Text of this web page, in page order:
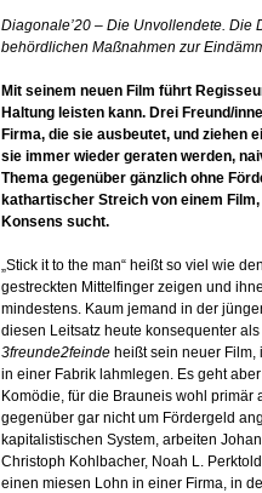
Diagonale’20 – Die Unvollendete. Die
behördlichen Maßnahmen zur
Mit seinem neuen Film führt
Haltung leisten kann. Drei Freund/
Firma, die sie ausbeutet, und ziehen
sie immer wieder geraten werden,
Thema gegenüber gänzlich ohne
kathartischer Streich von einem
Konsens sucht.
„Stick it to the man“ heißt so viel wie
gestreckten Mittelfinger zeigen und
mindestens. Kaum jemand in der
diesen Leitsatz heute konsequenter
3freunde2feinde heißt sein neuer
in einer Fabrik lahmlegen. Es geht
Komödie, für die Brauneis wohl
gegenüber gar nicht um Fördergeld
kapitalistischen System, arbeiten
Christoph Kohlbacher, Noah L.
einen miesen Lohn in einer Firma, in